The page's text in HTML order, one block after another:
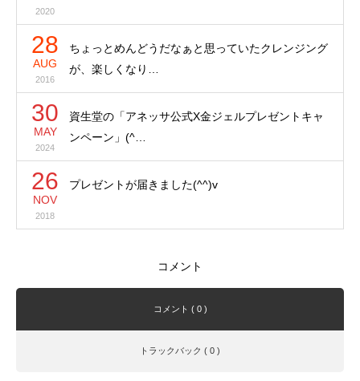
2020
28
AUG
2016
ちょっとめんどうだなぁと思っていたクレンジング
が、楽しくなり…
30
MAY
2024
資生堂の「アネッサ公式X金ジェルプレゼントキャ
ンペーン」(^…
26
NOV
2018
プレゼントが届きました(^^)v
コメント
コメント ( 0 )
トラックバック ( 0 )